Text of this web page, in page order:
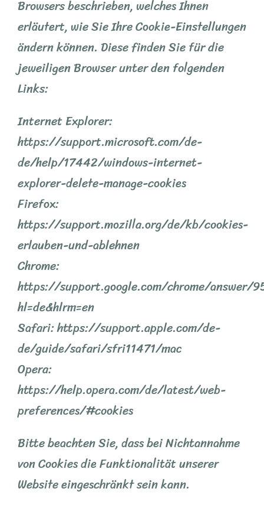
Browsers beschrieben, welches Ihnen
erläutert, wie Sie Ihre Cookie-Einstellungen
ändern können. Diese finden Sie für die
jeweiligen Browser unter den folgenden
Links:
Internet Explorer:
https://support.microsoft.com/de-
de/help/17442/windows-internet-
explorer-delete-manage-cookies
Firefox:
https://support.mozilla.org/de/kb/cookies-
erlauben-und-ablehnen
Chrome:
https://support.google.com/chrome/answer/
hl=de&hlrm=en
Safari: https://support.apple.com/de-
de/guide/safari/sfri11471/mac
Opera:
https://help.opera.com/de/latest/web-
preferences/#cookies
Bitte beachten Sie, dass bei Nichtannahme
von Cookies die Funktionalität unserer
Website eingeschränkt sein kann.